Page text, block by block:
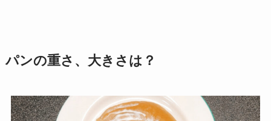
パンの重さ、大きさは？